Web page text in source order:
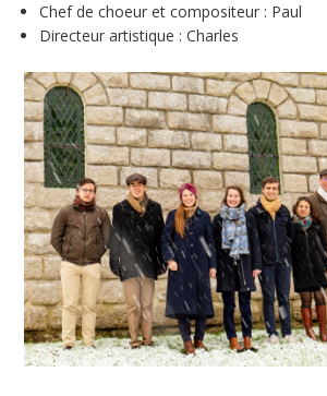
Chef de choeur et compositeur : Paul
Directeur artistique : Charles